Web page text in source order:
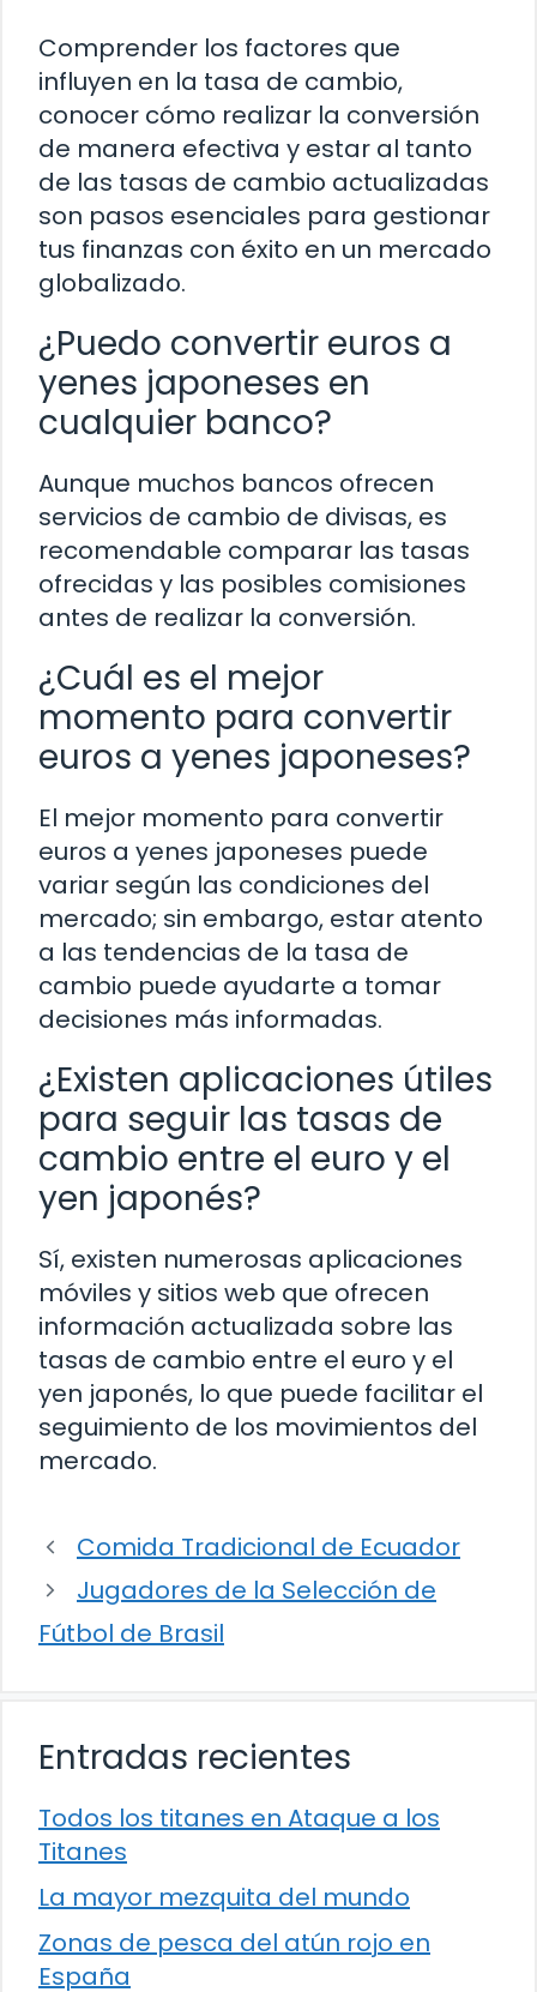
Comprender los factores que
influyen en la tasa de cambio,
conocer cómo realizar la conversión
de manera efectiva y estar al tanto
de las tasas de cambio actualizadas
son pasos esenciales para gestionar
tus finanzas con éxito en un mercado
globalizado.
¿Puedo convertir euros a
yenes japoneses en
cualquier banco?
Aunque muchos bancos ofrecen
servicios de cambio de divisas, es
recomendable comparar las tasas
ofrecidas y las posibles comisiones
antes de realizar la conversión.
¿Cuál es el mejor
momento para convertir
euros a yenes japoneses?
El mejor momento para convertir
euros a yenes japoneses puede
variar según las condiciones del
mercado; sin embargo, estar atento
a las tendencias de la tasa de
cambio puede ayudarte a tomar
decisiones más informadas.
¿Existen aplicaciones útiles
para seguir las tasas de
cambio entre el euro y el
yen japonés?
Sí, existen numerosas aplicaciones
móviles y sitios web que ofrecen
información actualizada sobre las
tasas de cambio entre el euro y el
yen japonés, lo que puede facilitar el
seguimiento de los movimientos del
mercado.
Comida Tradicional de Ecuador
Jugadores de la Selección de
Fútbol de Brasil
Entradas recientes
Todos los titanes en Ataque a los
Titanes
La mayor mezquita del mundo
Zonas de pesca del atún rojo en
España